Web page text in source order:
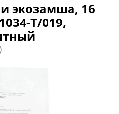
экозамша, 16
Т/019,